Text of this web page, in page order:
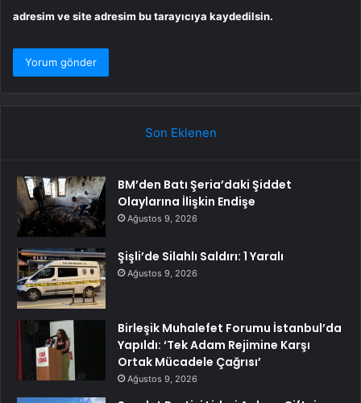
adresim ve site adresim bu tarayıcıya kaydedilsin.
Son Eklenen
BM’den Batı Şeria’daki Şiddet
Olaylarına İlişkin Endişe
Ağustos 9, 2026
Şişli’de Silahlı Saldırı: 1 Yaralı
Ağustos 9, 2026
Birleşik Muhalefet Forumu İstanbul’da
Yapıldı: ‘Tek Adam Rejimine Karşı
Ortak Mücadele Çağrısı’
Ağustos 9, 2026